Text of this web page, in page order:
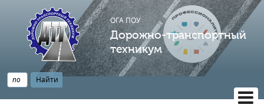
ОГА ПОУ
Дорожно-транспортный
техникум